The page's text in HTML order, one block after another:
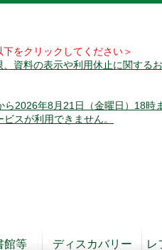
をクリックしてください＞
、資料の表示や利用休止に関する
ら2026年8月21日（金曜日）18時
スが利用できません。
館等
ディスカバリー
レ